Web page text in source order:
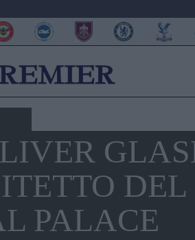
PALACE